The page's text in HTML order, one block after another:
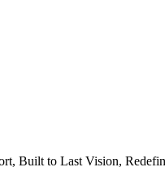
Built to Last Vision,